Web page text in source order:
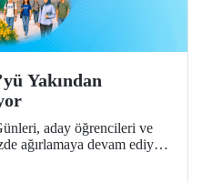
Yakından
aday öğrencileri ve
ağırlamaya devam ediyor.
bilgi vermeye devam